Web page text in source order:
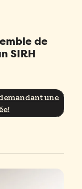
de
SIRH
une